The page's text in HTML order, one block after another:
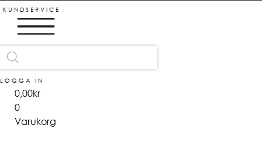
Hoppa
innehåll
KÖP NU, BETALA SEN!
KUNDSERVICE
Products
search
LOGGA IN
0,00kr
0
Varukorg